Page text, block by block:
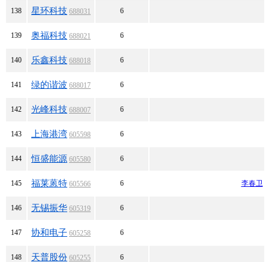
138 星环科技 688031 6
139 奥福科技 688021 6
140 乐鑫科技 688018 6
141 绿的谐波 688017 6
142 光峰科技 688007 6
143 上海港湾 605598 6
144 恒盛能源 605580 6
145 福莱蒽特 605566 6 李春卫
146 无锡振华 605319 6
147 协和电子 605258 6
148 天普股份 605255 6